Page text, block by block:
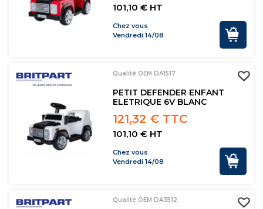
101,10 € HT
Chez vous
Vendredi 14/08
Qualité OEM DA1517
PETIT DEFENDER ENFANT
ELETRIQUE 6V BLANC
121,32 € TTC
101,10 € HT
Chez vous
Vendredi 14/08
Qualité OEM DA3512